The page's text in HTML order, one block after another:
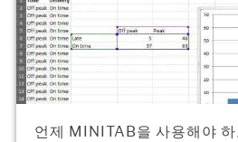
언제 MINITAB을 사용해야